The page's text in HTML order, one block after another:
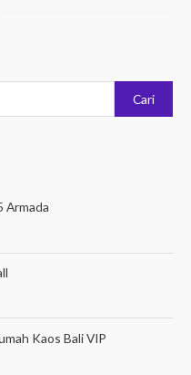
Cari
Armada
Kaos Bali VIP